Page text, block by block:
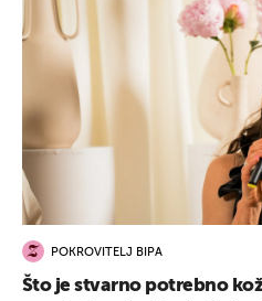
POKROVITELJ BIPA
Što je stvarno potrebno